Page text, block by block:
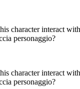
character interact with
personaggio?
character interact with
personaggio?